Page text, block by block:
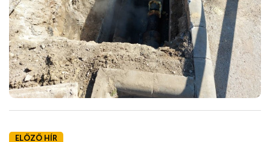
ELŐZŐ HÍR